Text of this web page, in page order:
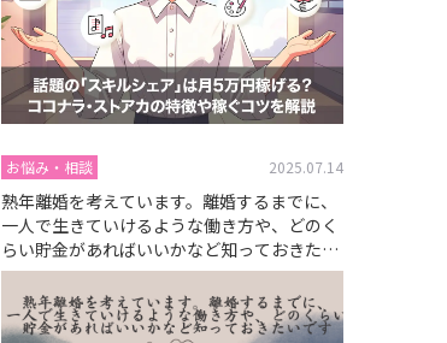
お悩み・相談 2025.07.14
熟年離婚を考えています。離婚するまでに、
一人で生きていけるような働き方や、どのく
らい貯金があればいいかなど知っておきたい
です